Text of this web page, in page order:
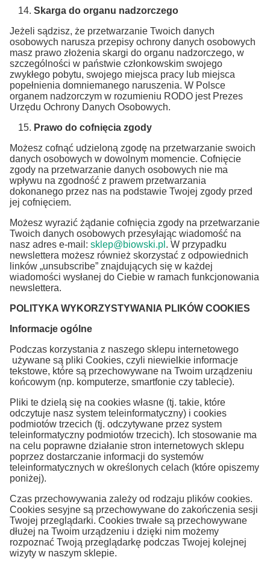
Skarga do organu nadzorczego
Jeżeli sądzisz, że przetwarzanie Twoich danych
osobowych narusza przepisy ochrony danych osobowych
masz prawo złożenia skargi do organu nadzorczego, w
szczególności w państwie członkowskim swojego
zwykłego pobytu, swojego miejsca pracy lub miejsca
popełnienia domniemanego naruszenia. W Polsce
organem nadzorczym w rozumieniu RODO jest Prezes
Urzędu Ochrony Danych Osobowych.
Prawo do cofnięcia zgody
Możesz cofnąć udzieloną zgodę na przetwarzanie swoich
danych osobowych w dowolnym momencie. Cofnięcie
zgody na przetwarzanie danych osobowych nie ma
wpływu na zgodność z prawem przetwarzania
dokonanego przez nas na podstawie Twojej zgody przed
jej cofnięciem.
Możesz wyrazić żądanie cofnięcia zgody na przetwarzanie
Twoich danych osobowych przesyłając wiadomość na
nasz adres e-mail: sklep@biowski.pl . W przypadku
newslettera możesz również skorzystać z odpowiednich
linków „unsubscribe” znajdujących się w każdej
wiadomości wysłanej do Ciebie w ramach funkcjonowania
newslettera.
POLITYKA WYKORZYSTYWANIA PLIKÓW COOKIES
Informacje ogólne
Podczas korzystania z naszego sklepu internetowego
używane są pliki Cookies, czyli niewielkie informacje
tekstowe, które są przechowywane na Twoim urządzeniu
końcowym (np. komputerze, smartfonie czy tablecie).
Pliki te dzielą się na cookies własne (tj. takie, które
odczytuje nasz system teleinformatyczny) i cookies
podmiotów trzecich (tj. odczytywane przez system
teleinformatyczny podmiotów trzecich). Ich stosowanie ma
na celu poprawne działanie stron internetowych sklepu
poprzez dostarczanie informacji do systemów
teleinformatycznych w określonych celach (które opiszemy
poniżej).
Czas przechowywania zależy od rodzaju plików cookies.
Cookies sesyjne są przechowywane do zakończenia sesji
Twojej przeglądarki. Cookies trwałe są przechowywane
dłużej na Twoim urządzeniu i dzięki nim możemy
rozpoznać Twoją przeglądarkę podczas Twojej kolejnej
wizyty w naszym sklepie.